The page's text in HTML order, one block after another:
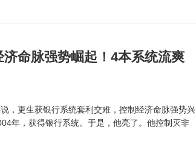
命脉强势崛起！4本系统流爽
更生获银行系统套利交难，控制经济命脉强势兴
，获得银行系统。于是，他亮了。他控制灭非